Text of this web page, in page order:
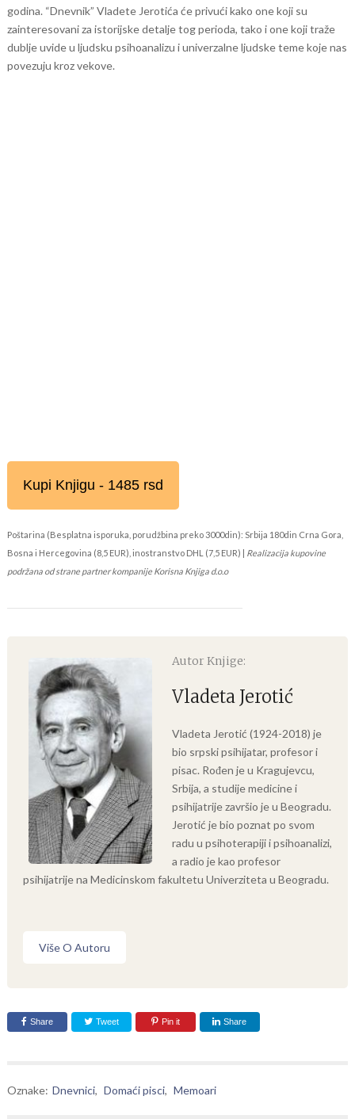
godina. “Dnevnik” Vladete Jerotića će privući kako one koji su
zainteresovani za istorijske detalje tog perioda, tako i one koji traže
dublje uvide u ljudsku psihoanalizu i univerzalne ljudske teme koje nas
povezuju kroz vekove.
Kupi Knjigu - 1485 rsd
Poštarina (Besplatna isporuka, porudžbina preko 3000din): Srbija 180din Crna Gora,
Bosna i Hercegovina (8,5 EUR), inostranstvo DHL (7,5 EUR) | Realizacija kupovine
podržana od strane partner kompanije Korisna Knjiga d.o.o
Autor Knjige:
Vladeta Jerotić
Vladeta Jerotić (1924-2018) je
bio srpski psihijatar, profesor i
pisac. Rođen je u Kragujevcu,
Srbija, a studije medicine i
psihijatrije završio je u Beogradu.
Jerotić je bio poznat po svom
radu u psihoterapiji i psihoanalizi,
a radio je kao profesor
psihijatrije na Medicinskom fakultetu Univerziteta u Beogradu.
Više O Autoru
Share Tweet Pin it Share
Oznake: Dnevnici, Domaći pisci, Memoari